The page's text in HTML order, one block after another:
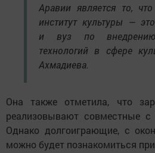
Аравии является то,
институт культуры —
и вуз по внедрению
технологий в сфере
Ахмадиева.
Она также отметила, что
реализовывают совместные с
Однако долгоиграющие, с
можно будет познакомиться